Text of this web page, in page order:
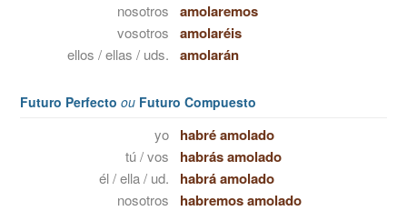
nosotros amolaremos
vosotros amolaréis
ellos / ellas / uds. amolarán
Futuro Perfecto ou Futuro Compuesto
yo habré amolado
tú / vos habrás amolado
él / ella / ud. habrá amolado
nosotros habremos amolado